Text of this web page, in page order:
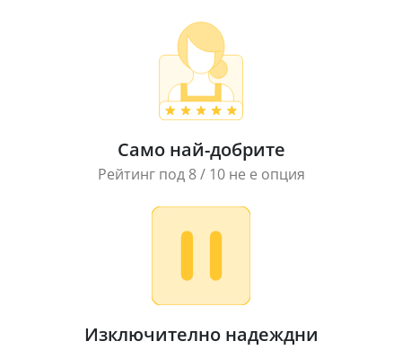
Само най-добрите
Рейтинг под 8 / 10 не е опция
Изключително надеждни